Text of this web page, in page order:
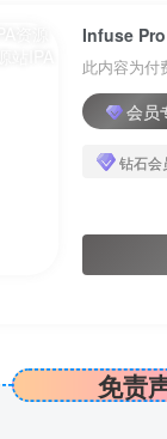
Infuse
此内容为付
会员
钻石会
免责